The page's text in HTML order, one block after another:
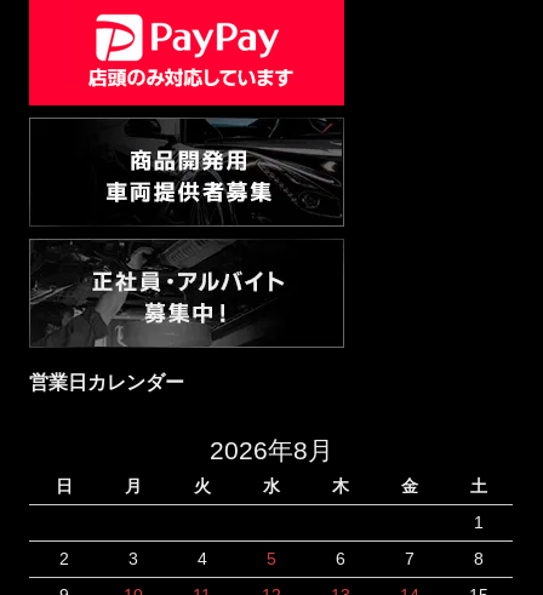
営業日カレンダー
2026年8月
日 月 火 水 木 金
土
1
2
3 4 5 6 7
8